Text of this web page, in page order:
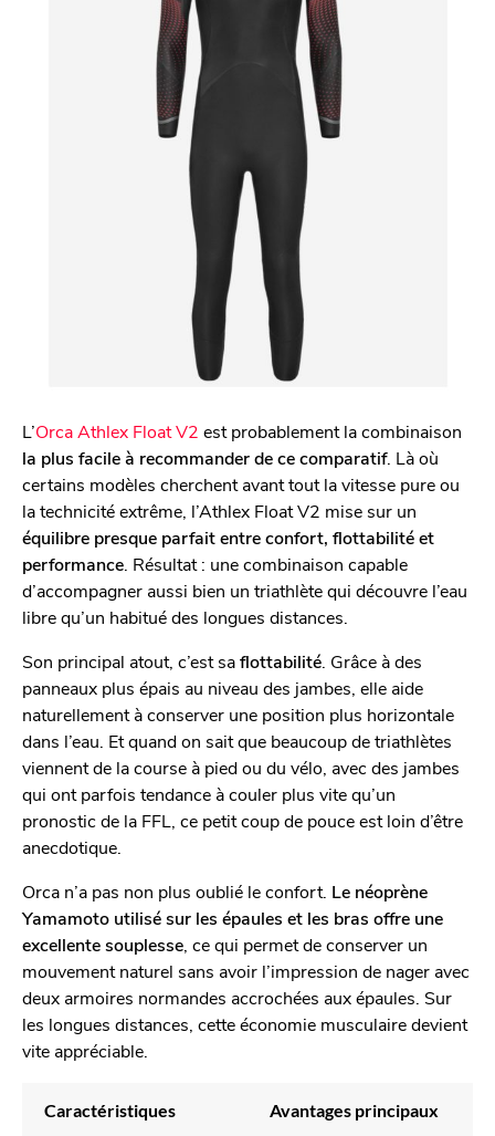
L’Orca Athlex Float V2 est probablement la combinaison
la plus facile à recommander de ce comparatif. Là où
certains modèles cherchent avant tout la vitesse pure ou
la technicité extrême, l’Athlex Float V2 mise sur un
équilibre presque parfait entre confort, flottabilité et
performance . Résultat : une combinaison capable
d’accompagner aussi bien un triathlète qui découvre l’eau
libre qu’un habitué des longues distances.
Son principal atout, c’est saflottabilité . Grâce à des
panneaux plus épais au niveau des jambes, elle aide
naturellement à conserver une position plus horizontale
dans l’eau. Et quand on sait que beaucoup de triathlètes
viennent de la course à pied ou du vélo, avec des jambes
qui ont parfois tendance à couler plus vite qu’un
pronostic de la FFL, ce petit coup de pouce est loin d’être
anecdotique.
Orca n’a pas non plus oublié le confort. Le néoprène
Yamamoto utilisé sur les épaules et les bras offre une
excellente souplesse, ce qui permet de conserver un
mouvement naturel sans avoir l’impression de nager avec
deux armoires normandes accrochées aux épaules. Sur
les longues distances, cette économie musculaire devient
vite appréciable.
Caractéristiques Avantages principaux